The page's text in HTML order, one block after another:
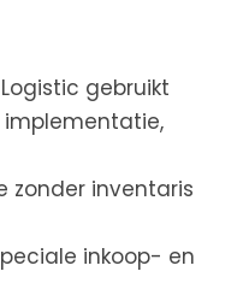
gebruikt
zonder inventaris
inkoop- en